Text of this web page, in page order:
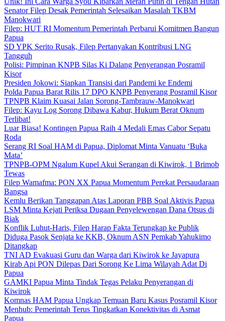
Senator Filep Desak Pemerintah Selesaikan Masalah TKBM
Manokwari
Filep: HUT RI Momentum Pemerintah Perbarui Komitmen Bangun
Papua
SD YPK Serito Rusak, Filep Pertanyakan Kontribusi LNG
Tangguh
Polisi: Pimpinan KNPB Silas Ki Dalang Penyerangan Posramil
Kisor
Presiden Jokowi: Siapkan Transisi dari Pandemi ke Endemi
Polda Papua Barat Rilis 17 DPO KNPB Penyerang Posramil Kisor
TPNPB Klaim Kuasai Jalan Sorong-Tambrauw-Manokwari
Filep: Kayu Log Sorong Dibawa Kabur, Hukum Berat Oknum
Terlibat!
Luar Biasa! Kontingen Papua Raih 4 Medali Emas Cabor Sepatu
Roda
Serang RI Soal HAM di Papua, Diplomat Minta Vanuatu ‘Buka
Mata’
TPNPB-OPM Ngalum Kupel Akui Serangan di Kiwirok, 1 Brimob
Tewas
Filep Wamafma: PON XX Papua Momentum Perekat Persaudaraan
Bangsa
Kemlu Berikan Tanggapan Atas Laporan PBB Soal Aktivis Papua
LSM Minta Kejati Periksa Dugaan Penyelewengan Dana Otsus di
Biak
Konflik Luhut-Haris, Filep Harap Fakta Terungkap ke Publik
Diduga Pasok Senjata ke KKB, Oknum ASN Pemkab Yahukimo
Ditangkap
TNI AD Evakuasi Guru dan Warga dari Kiwirok ke Jayapura
Kirab Api PON Dilepas Dari Sorong Ke Lima Wilayah Adat Di
Papua
GAMKI Papua Minta Tindak Tegas Pelaku Penyerangan di
Kiwirok
Komnas HAM Papua Ungkap Temuan Baru Kasus Posramil Kisor
Menhub: Pemerintah Terus Tingkatkan Konektivitas di Asmat
Papua